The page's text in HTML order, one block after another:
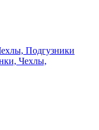
Подгузники
Чехлы,